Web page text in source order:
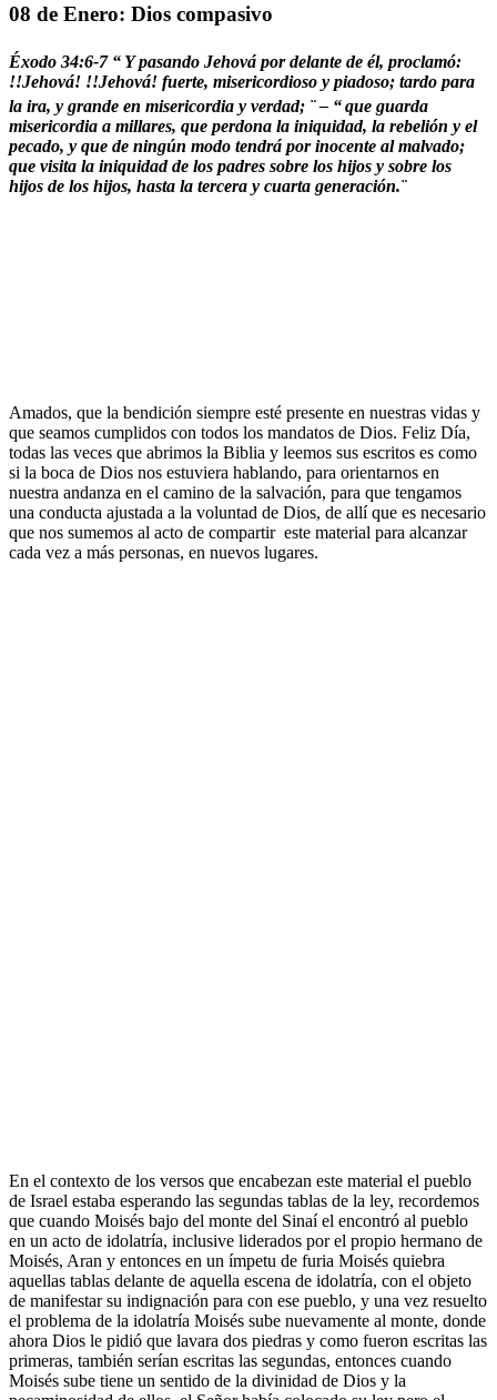
08 de Enero: Dios compasivo
Éxodo 34:6-7 “ Y pasando Jehová por delante de él, proclamó:
!!Jehová! !!Jehová! fuerte, misericordioso y piadoso; tardo para
la ira, y grande en misericordia y verdad; ¨ – “que guarda
misericordia a millares, que perdona la iniquidad, la rebelión y el
pecado, y que de ningún modo tendrá por inocente al malvado;
que visita la iniquidad de los padres sobre los hijos y sobre los
hijos de los hijos, hasta la tercera y cuarta generación.¨
Amados, que la bendición siempre esté presente en nuestras vidas y
que seamos cumplidos con todos los mandatos de Dios. Feliz Día,
todas las veces que abrimos la Biblia y leemos sus escritos es como
si la boca de Dios nos estuviera hablando, para orientarnos en
nuestra andanza en el camino de la salvación, para que tengamos
una conducta ajustada a la voluntad de Dios, de allí que es necesario
que nos sumemos al acto de compartir este material para alcanzar
cada vez a más personas, en nuevos lugares.
En el contexto de los versos que encabezan este material el pueblo
de Israel estaba esperando las segundas tablas de la ley, recordemos
que cuando Moisés bajo del monte del Sinaí el encontró al pueblo
en un acto de idolatría, inclusive liderados por el propio hermano de
Moisés, Aran y entonces en un ímpetu de furia Moisés quiebra
aquellas tablas delante de aquella escena de idolatría, con el objeto
de manifestar su indignación para con ese pueblo, y una vez resuelto
el problema de la idolatría Moisés sube nuevamente al monte, donde
ahora Dios le pidió que lavara dos piedras y como fueron escritas las
primeras, también serían escritas las segundas, entonces cuando
Moisés sube tiene un sentido de la divinidad de Dios y la